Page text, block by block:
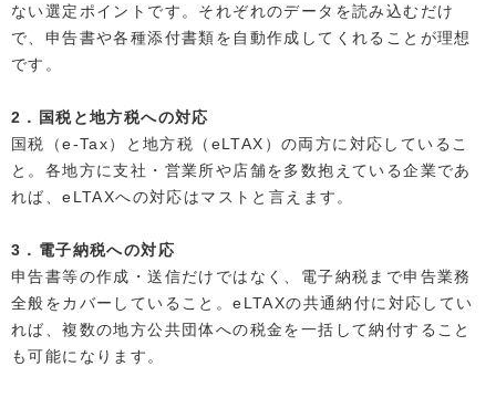
ない選定ポイントです。それぞれのデータを読み込むだけ
で、申告書や各種添付書類を自動作成してくれることが理想
です。
2．国税と地方税への対応
国税（e-Tax）と地方税（eLTAX）の両方に対応しているこ
と。各地方に支社・営業所や店舗を多数抱えている企業であ
れば、eLTAXへの対応はマストと言えます。
3．電子納税への対応
申告書等の作成・送信だけではなく、電子納税まで申告業務
全般をカバーしていること。eLTAXの共通納付に対応してい
れば、複数の地方公共団体への税金を一括して納付すること
も可能になります。